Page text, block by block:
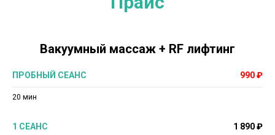
Вакуумный массаж + RF лифтинг
ПРОБНЫЙ СЕАНС 990 ₽
20 мин
1 СЕАНС 1 890 ₽